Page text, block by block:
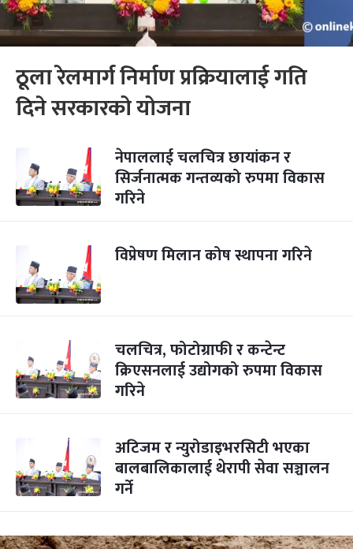
ठूला रेलमार्ग निर्माण प्रक्रियालाई गति
दिने सरकारको योजना
नेपाललाई चलचित्र छायांकन र
सिर्जनात्मक गन्तव्यको रुपमा विकास
गरिने
विप्रेषण मिलान कोष स्थापना गरिने
चलचित्र, फोटोग्राफी र कन्टेन्ट
क्रिएसनलाई उद्योगको रुपमा विकास
गरिने
अटिजम र न्युरोडाइभरसिटी भएका
बालबालिकालाई थेरापी सेवा सञ्चालन
गर्ने